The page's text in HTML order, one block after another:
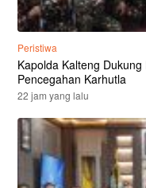
Peristiwa
Kapolda Kalteng
Pencegahan Karhutla
22 jam yang lalu